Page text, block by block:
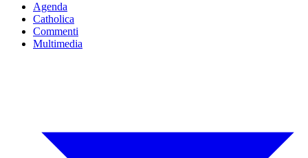
Agenda
Catholica
Commenti
Multimedia